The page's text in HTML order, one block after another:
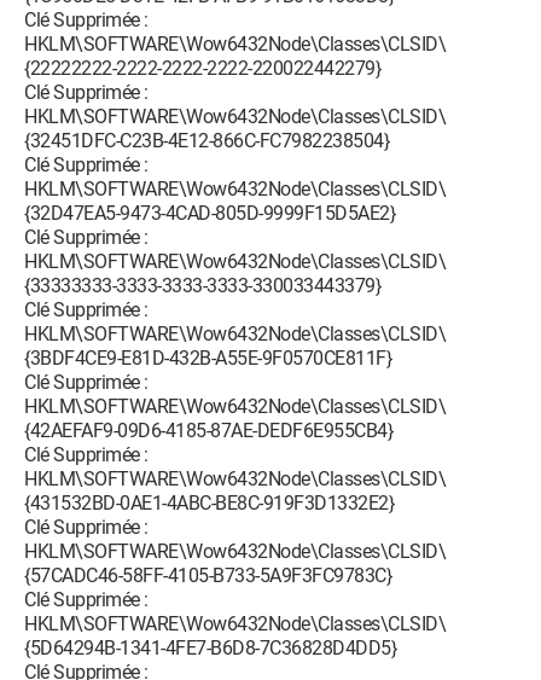
Clé Supprimée :
HKLM\SOFTWARE\Wow6432Node\Classes\CLSID\
{22222222-2222-2222-2222-220022442279}
Clé Supprimée :
HKLM\SOFTWARE\Wow6432Node\Classes\CLSID\
{32451DFC-C23B-4E12-866C-FC7982238504}
Clé Supprimée :
HKLM\SOFTWARE\Wow6432Node\Classes\CLSID\
{32D47EA5-9473-4CAD-805D-9999F15D5AE2}
Clé Supprimée :
HKLM\SOFTWARE\Wow6432Node\Classes\CLSID\
{33333333-3333-3333-3333-330033443379}
Clé Supprimée :
HKLM\SOFTWARE\Wow6432Node\Classes\CLSID\
{3BDF4CE9-E81D-432B-A55E-9F0570CE811F}
Clé Supprimée :
HKLM\SOFTWARE\Wow6432Node\Classes\CLSID\
{42AEFAF9-09D6-4185-87AE-DEDF6E955CB4}
Clé Supprimée :
HKLM\SOFTWARE\Wow6432Node\Classes\CLSID\
{431532BD-0AE1-4ABC-BE8C-919F3D1332E2}
Clé Supprimée :
HKLM\SOFTWARE\Wow6432Node\Classes\CLSID\
{57CADC46-58FF-4105-B733-5A9F3FC9783C}
Clé Supprimée :
HKLM\SOFTWARE\Wow6432Node\Classes\CLSID\
{5D64294B-1341-4FE7-B6D8-7C36828D4DD5}
Clé Supprimée :